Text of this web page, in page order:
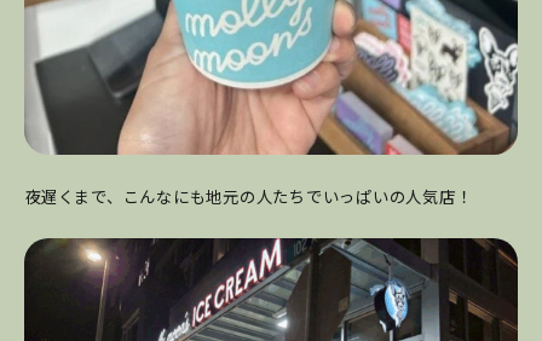
夜遅くまで、こんなにも地元の人たちでいっぱいの人気店！